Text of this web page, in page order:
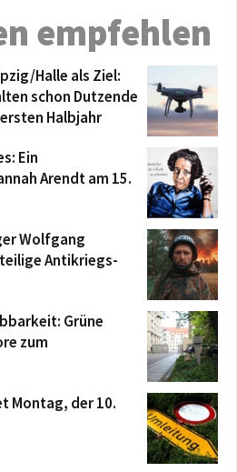
empfehlen
Halle als Ziel:
schon Dutzende
Halbjahr
Ein
Arendt am 15.
Wolfgang
Antikriegs-
Grüne
zum
Montag, der 10.